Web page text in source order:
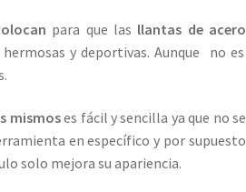
para que las llantas de acero
y deportivas. Aunque no es
mismoses fácil y sencilla ya que no se
en específico y por supuesto
solo mejora su apariencia.